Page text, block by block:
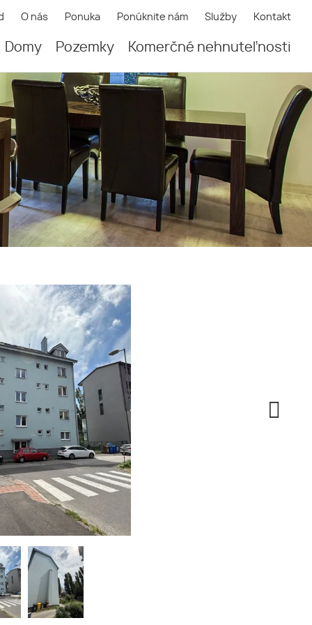
O nás Ponuka Ponúknite nám Služby Kontakt
Domy Pozemky Komerčné nehnuteľnosti